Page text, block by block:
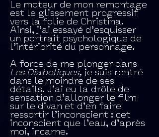
Le moteur de mon remontage
est le glissement progressif
vers la folie de Christina.
Ainsi, j’ai essayé d’esquisser
un portrait psychologique de
l’intériorité du personnage.
A force de me plonger dans
Les Diaboliques, je suis rentré
dans le moindre de ses
détails. J’ai eu la drôle de
sensation d’allonger le film
sur le divan et d’en faire
ressortir l’inconscient : cet
inconscient que l’eau, d’après
moi, incarne.